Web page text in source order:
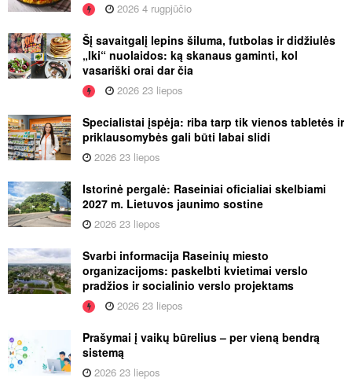
2026 4 rugpjūčio
Šį savaitgalį lepins šiluma, futbolas ir didžiulės
„Iki“ nuolaidos: ką skanaus gaminti, kol
vasariški orai dar čia
2026 23 liepos
Specialistai įspėja: riba tarp tik vienos tabletės ir
priklausomybės gali būti labai slidi
2026 23 liepos
Istorinė pergalė: Raseiniai oficialiai skelbiami
2027 m. Lietuvos jaunimo sostine
2026 23 liepos
Svarbi informacija Raseinių miesto
organizacijoms: paskelbti kvietimai verslo
pradžios ir socialinio verslo projektams
2026 23 liepos
Prašymai į vaikų būrelius – per vieną bendrą
sistemą
2026 23 liepos